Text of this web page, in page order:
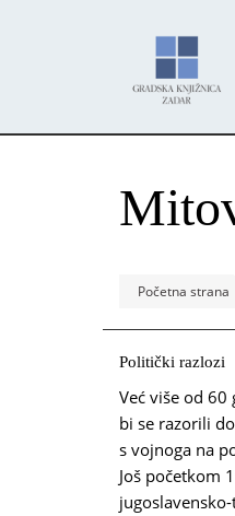
Početna strana
Politički razlozi
Već više od
bi se razorili
s vojnoga na
Još početkom